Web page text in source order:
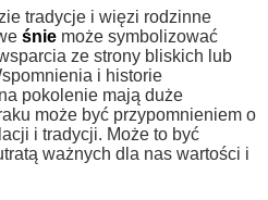
tradycje i więzi rodzinne
śnie może symbolizować
ze strony bliskich lub
i historie
pokolenie mają duże
może być przypomnieniem o
i tradycji. Może to być
ważnych dla nas wartości i